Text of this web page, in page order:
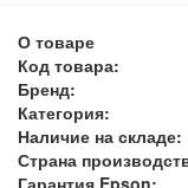
О товаре
Код товара:
Бренд:
Категория:
Наличие на складе:
Страна
Гарантия Epson: